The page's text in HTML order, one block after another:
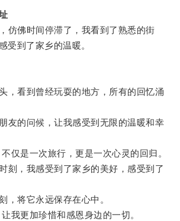
佛时间停滞了，我看到了熟悉的街
受到了家乡的温暖。
看到曾经玩耍的地方，所有的回忆涌
的问候，让我感受到无限的温暖和幸
是一次旅行，更是一次心灵的回归。
，我感受到了家乡的美好，感受到了
将它永远保存在心中。
更加珍惜和感恩身边的一切。